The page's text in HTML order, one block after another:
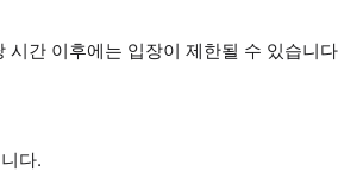
간 이후에는 입장이 제한될 수 있습니
다.